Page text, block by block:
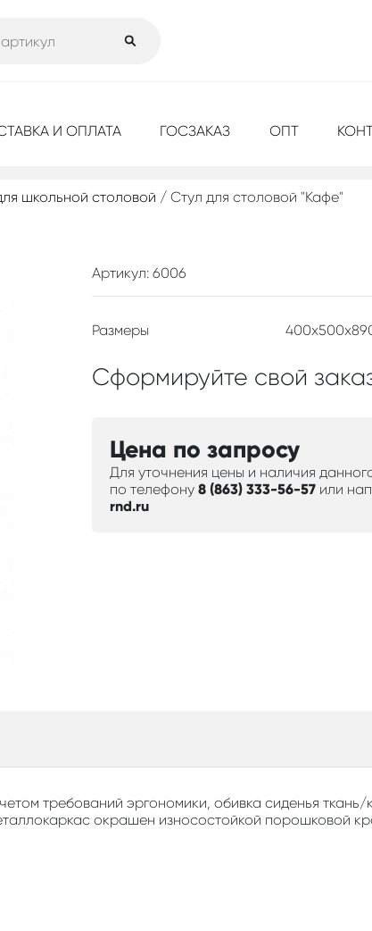
И ОПЛАТА ГОСЗАКАЗ ОПТ
школьной столовой / Стул для столовой "Кафе"
Артикул: 6006
Размеры
Сформируйте свой
Цена по запросу
Для уточнения цены и наличия
по телефону 8 (863) 333-56-57 или
rnd.ru
требований эргономики, обивка сиденья
окрашен износостойкой порошковой